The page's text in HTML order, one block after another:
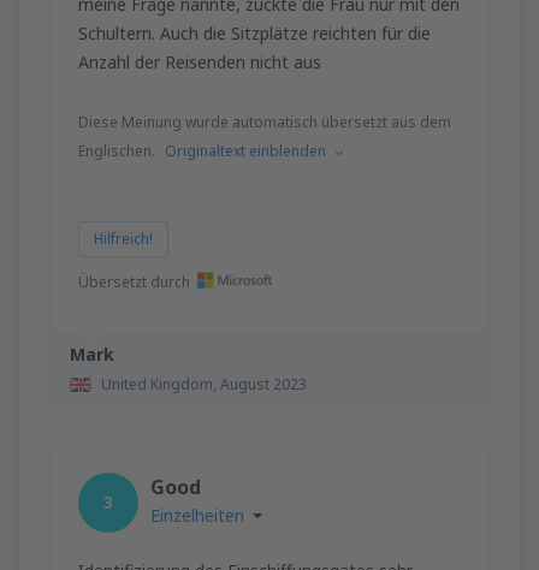
Mark
United Kingdom, August 2023
Schultern. Auch die Sitzplätze reichten für die
Anzahl der Reisenden nicht aus
Diese Meinung wurde automatisch übersetzt aus dem
Englischen. Originaltext einblenden
Hilfreich!
Übersetzt durch
3
Good
Einzelheiten